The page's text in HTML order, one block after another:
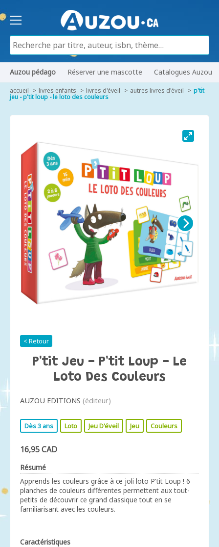
Auzou pédago Réserver une mascotte Catalogues Auzou
accueil livres enfants livres d'éveil autres livres d'éveil p'tit
jeu - p'tit loup - le loto des couleurs
< Retour
P'tit Jeu - P'tit Loup - Le
Loto Des Couleurs
AUZOU EDITIONS (éditeur)
Dès 3 ans Loto Jeu D'éveil Jeu Couleurs
16,95 CAD
Résumé
Apprends les couleurs grâce à ce joli loto P'tit Loup ! 6
planches de couleurs différentes permettent aux tout-
petits de découvrir ce grand classique tout en se
familiarisant avec les couleurs.
Caractéristiques